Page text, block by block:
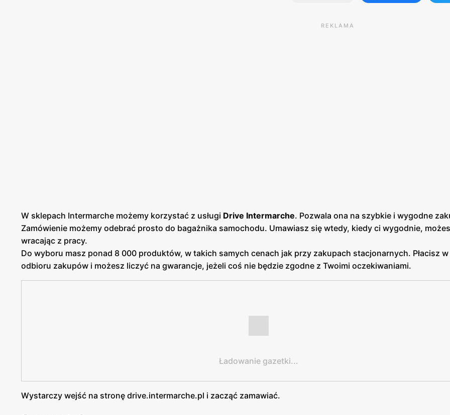
REKLAMA
W sklepach Intermarche możemy korzystać z usługi Drive Intermarche. Pozwala ona na szybkie i wygodne
Zamówienie możemy odebrać prosto do bagażnika samochodu. Umawiasz się wtedy, kiedy ci wygodnie,
wracając z pracy.
Do wyboru masz ponad 8 000 produktów, w takich samych cenach jak przy zakupach stacjonarnych. Płacisz
odbioru zakupów i możesz liczyć na gwarancje, jeżeli coś nie będzie zgodne z Twoimi oczekiwaniami.
Ładowanie gazetki...
Wystarczy wejść na stronę drive.intermarche.pl i zacząć zamawiać.